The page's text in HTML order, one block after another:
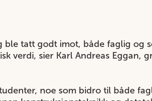
tatt godt imot, både faglig og
verdi, sier Karl Andreas Eggan,
noe som bidro til både